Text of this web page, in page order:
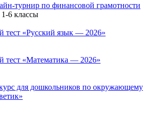
турнир по финансовой грамотности
6 классы
тест «Русский язык — 2026»
тест «Математика — 2026»
для дошкольников по окружающему